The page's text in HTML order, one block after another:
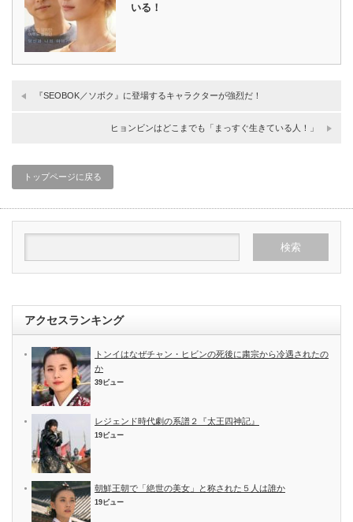
いる！
『SEOBOK／ソボク』に登場するキャラクターが強烈だ！
ヒョンビンはどこまでも「まっすぐ生きている人！」
トップページに戻る
アクセスランキング
トンイはなぜチャン・ヒビンの死後に粛宗から冷遇されたの
か
39ビュー
レジェンド時代劇の系譜２『太王四神記』
19ビュー
朝鮮王朝で「絶世の美女」と称された５人は誰か
19ビュー